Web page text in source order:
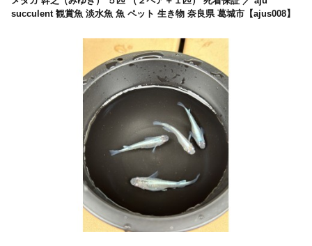
succulent 観賞魚 淡水魚 魚 ペット 生き物 奈良県 葛城市【ajus008】